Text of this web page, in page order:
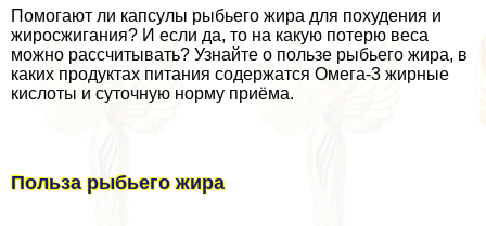
Помогают ли капсулы рыбьего жира для похудения и
жиросжигания? И если да, то на какую потерю веса
можно рассчитывать? Узнайте о пользе рыбьего жира, в
каких продуктах питания содержатся Омега-3 жирные
кислоты и суточную норму приёма.
Польза рыбьего жира